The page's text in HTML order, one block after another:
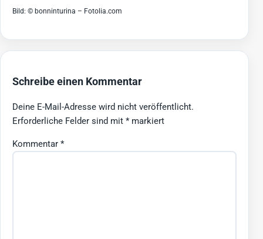
Bild: © bonninturina – Fotolia.com
Schreibe einen Kommentar
Deine E-Mail-Adresse wird nicht veröffentlicht.
Erforderliche Felder sind mit *markiert
Kommentar *